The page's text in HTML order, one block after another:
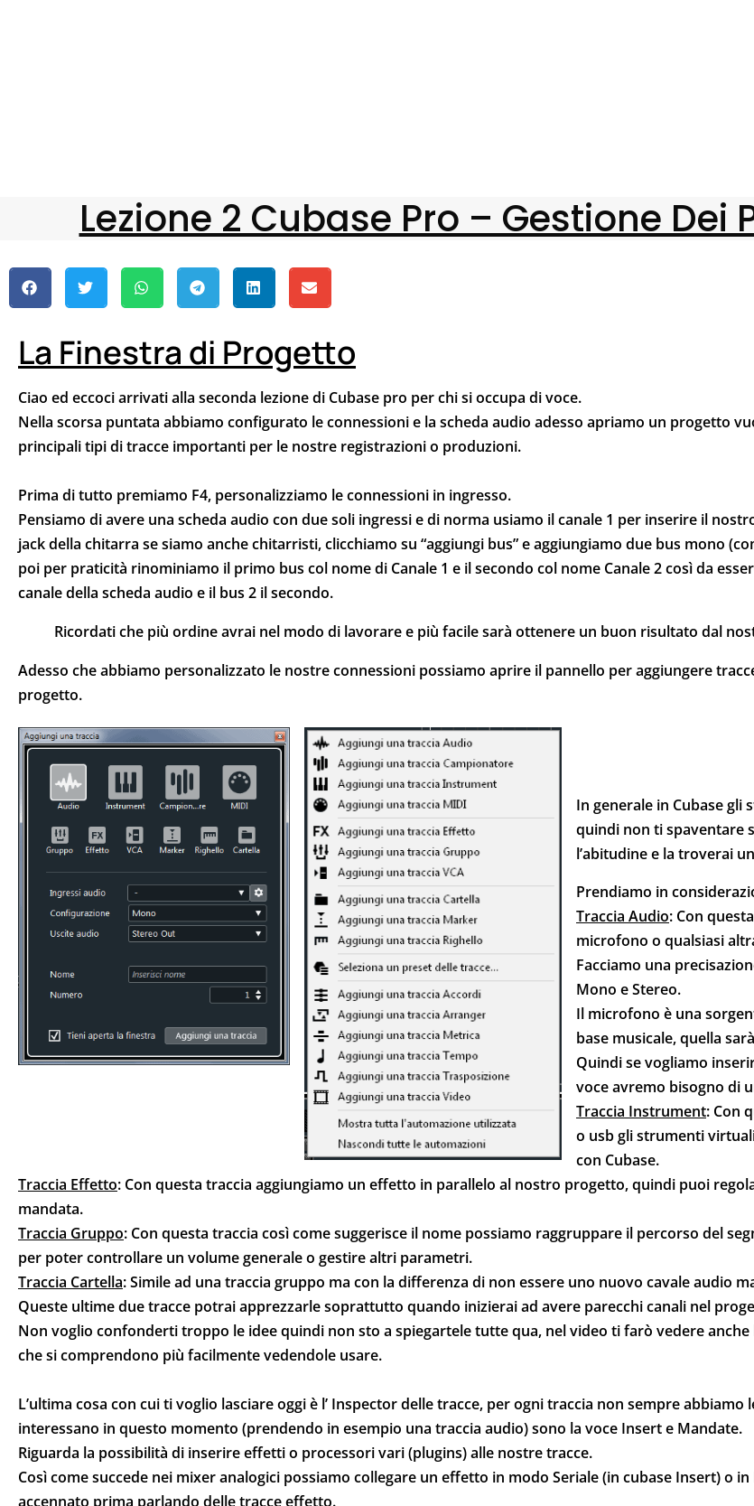
Lezione 2 Cubase Pro – Gestione Dei
La Finestra di Progetto
Ciao ed eccoci arrivati alla seconda lezione di Cubase pro per chi si occupa di voce.
Nella scorsa puntata abbiamo configurato le connessioni e la scheda audio adesso apriamo un progetto
principali tipi di tracce importanti per le nostre registrazioni o produzioni.
Prima di tutto premiamo F4, personalizziamo le connessioni in ingresso.
Pensiamo di avere una scheda audio con due soli ingressi e di norma usiamo il canale 1 per inserire il
jack della chitarra se siamo anche chitarristi, clicchiamo su “aggiungi bus” e aggiungiamo due bus mono
poi per praticità rinominiamo il primo bus col nome di Canale 1 e il secondo col nome Canale 2 così da
canale della scheda audio e il bus 2 il secondo.
Ricordati che più ordine avrai nel modo di lavorare e più facile sarà ottenere un buon risultato dal
Adesso che abbiamo personalizzato le nostre connessioni possiamo aprire il pannello per aggiungere
progetto.
In generale in Cubase gli
quindi non ti spaventare
l’abitudine e la troverai
Prendiamo in
Traccia Audio: Con
microfono o qualsiasi
Facciamo una
Mono e Stereo.
Il microfono è una
base musicale, quella
Quindi se vogliamo
voce avremo bisogno di
Traccia Instrument: Con
o usb gli strumenti
con Cubase.
Traccia Effetto: Con questa traccia aggiungiamo un effetto in parallelo al nostro progetto, quindi puoi
mandata.
Traccia Gruppo: Con questa traccia così come suggerisce il nome possiamo raggruppare il percorso del
per poter controllare un volume generale o gestire altri parametri.
Traccia Cartella: Simile ad una traccia gruppo ma con la differenza di non essere uno nuovo cavale audio
Queste ultime due tracce potrai apprezzarle soprattutto quando inizierai ad avere parecchi canali nel
Non voglio confonderti troppo le idee quindi non sto a spiegartele tutte qua, nel video ti farò vedere anche
che si comprendono più facilmente vedendole usare.
L’ultima cosa con cui ti voglio lasciare oggi è l’ Inspector delle tracce, per ogni traccia non sempre
interessano in questo momento (prendendo in esempio una traccia audio) sono la voce Insert e Mandate.
Riguarda la possibilità di inserire effetti o processori vari (plugins) alle nostre tracce.
Così come succede nei mixer analogici possiamo collegare un effetto in modo Seriale (in cubase Insert) o
accennato prima parlando delle tracce effetto.